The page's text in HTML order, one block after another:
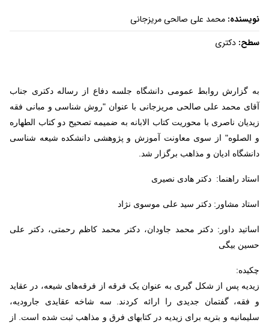
نویسنده: محمد علی صالحی مریزجانی
سطح: دکتری
به گزارش روابط عمومی دانشگاه جلسه دفاع از رساله دکتری جناب
آقای محمد علی صالحی مریزجانی با عنوان "روش شناسی و مبانی فقه
زیدیان ناصری با محوریت کتاب الابانه به ضمیمه تصحیح دو کتاب الطهاره
و الصلوه" از سوی معاونت آموزش و پژوهشی دانشکده شیعه شناسی
دانشگاه ادیان و مذاهب برگزار شد.
استاد راهنما: دکتر هادی نصیری
استاد مشاور: دکتر سید علی موسوی نژاد
اساتید داور: دکتر محمد جاودان، دکتر محمد کاظم رحمتی، دکتر علی
حسین بیگی
چکیده:
زیدیه پس از شکل گیری به عنوان یک فرقه از فرقه‌های شیعه، در عقاید
و فقه، گفتمان جدیدی را ارائه کردند. سه شاخه عقایدی جارودیه،
سلیمانیه و بتریه برای زیدیه در کتابهای فرق و مذاهب ثبت شده است. از